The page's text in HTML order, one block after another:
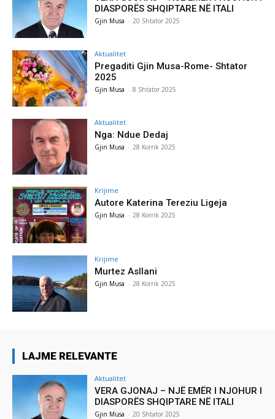
DIASPORËS SHQIPTARE NË ITALI
Gjin Musa - 20 Shtator 2025
Aktualitet
Pregaditi Gjin Musa-Rome- Shtator
2025
Gjin Musa - 8 Shtator 2025
Aktualitet
Nga: Ndue Dedaj
Gjin Musa - 28 Korrik 2025
Krijime
Autore Katerina Tereziu Ligeja
Gjin Musa - 28 Korrik 2025
Krijime
Murtez Asllani
Gjin Musa - 28 Korrik 2025
LAJME RELEVANTE
Aktualitet
VERA GJONAJ – NJË EMËR I NJOHUR I
DIASPORËS SHQIPTARE NË ITALI
Gjin Musa - 20 Shtator 2025